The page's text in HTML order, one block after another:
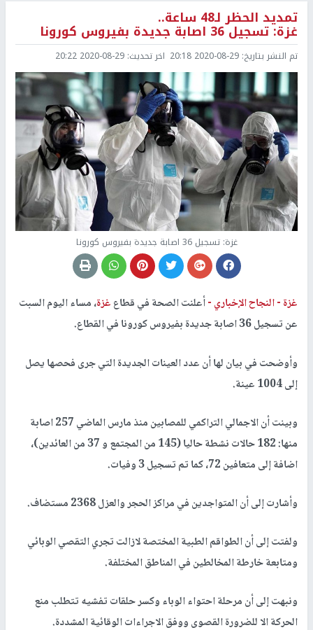
تمديد الحظر لـ48 ساعة..
غزة: تسجيل 36 اصابة جديدة بفيروس كورونا
تم النشر بتاريخ: 2020-08-29 20:18 اخر تحديث: 2020-08-29 20:22
غزة: تسجيل 36 اصابة جديدة بفيروس كورونا
غزة -النجاح الإخباري -أعلنت الصحة في قطاعغزة، مساء اليوم السبت
عن تسجيل 36 اصابة جديدة بفيروس كورونا في القطاع.
وأوضحت في بيان لها أن عدد العينات الجديدة التي جرى فحصها يصل
إلى 1004 عينة.
وبينت أن الاجمالي التراكمي للمصابين منذ مارس الماضي 257 اصابة
منها: 182 حالات نشطة حاليا (145 من المجتمع و 37 من العائدين)،
اضافة إلى متعافين 72، كما تم تسجيل 3 وفيات.
وأشارت إلى أن المتواجدين في مراكز الحجر والعزل 2368 مستضاف.
ولفتت إلى أن الطواقم الطبية المختصة لازالت تجري التقصي الوبائي
ومتابعة خارطة المخالطين في المناطق المختلفة.
ونبهت إلى أن مرحلة احتواء الوباء وكسر حلقات تفشيه تتطلب منع
الحركة الا للضرورة القصوى ووفق الاجراءات الوقائية المشددة.